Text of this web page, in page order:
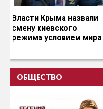
Власти Крыма назвали
смену киевского
режима условием мира
ОБЩЕСТВО